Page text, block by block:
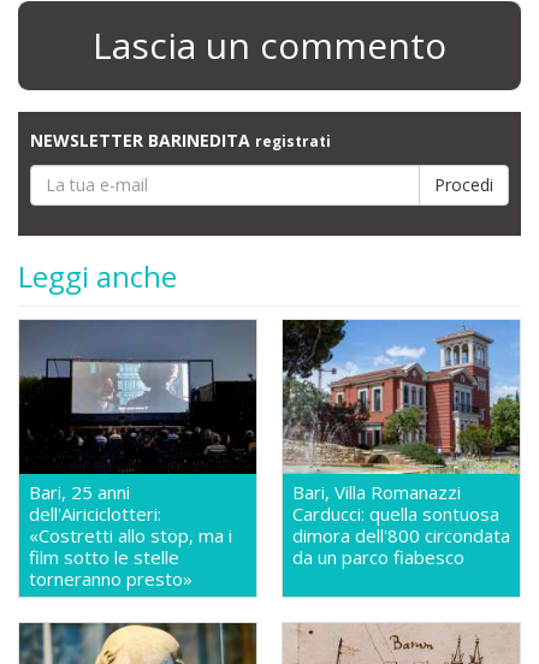
Lascia un commento
NEWSLETTER BARINEDITA registrati
Leggi anche
Bari, 25 anni
dell'Airiciclotteri:
«Costretti allo stop, ma i
film sotto le stelle
torneranno presto»
Bari, Villa Romanazzi
Carducci: quella sontuosa
dimora dell'800 circondata
da un parco fiabesco